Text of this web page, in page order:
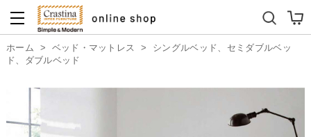
ダイニングテーブルセット
ホーム > ベッド・マットレス >
シングルベッド、セミダブルベッ
ド、ダブルベッド